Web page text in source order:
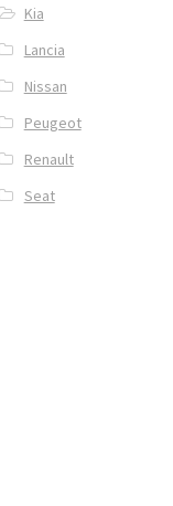
Kia
Lancia
Nissan
Peugeot
Renault
Seat